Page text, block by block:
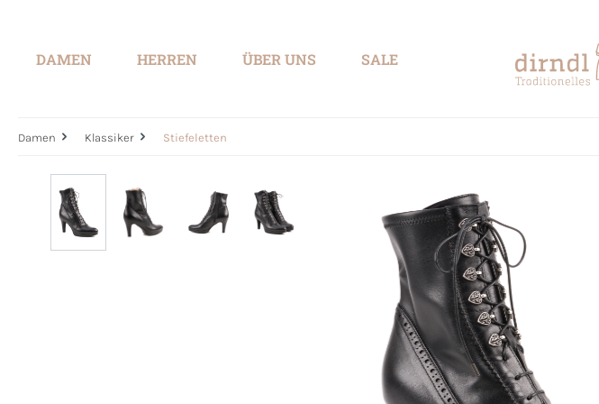
DAMEN HERREN ÜBER UNS SALE
Damen Klassiker Stiefeletten
Bildergalerie überspringen